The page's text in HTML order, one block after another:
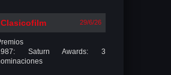
Clasicofilm 29/6/26
Saturn Awards: 3